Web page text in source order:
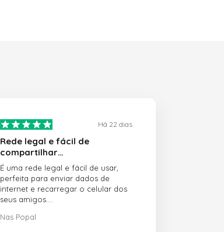
Há 22 dias
Rede legal e fácil de
compartilhar…
É uma rede legal e fácil de usar,
perfeita para enviar dados de
internet e recarregar o celular dos
seus amigos.
O atendimento ao cliente é incrível.
Nas Popal